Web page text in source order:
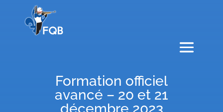
Formation officiel
avancé – 20 et 21